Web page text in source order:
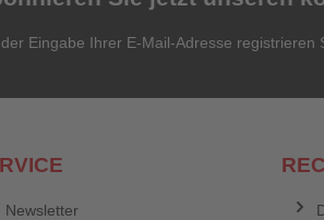
Eingabe Ihrer E-Mail-Adresse
Newsletter